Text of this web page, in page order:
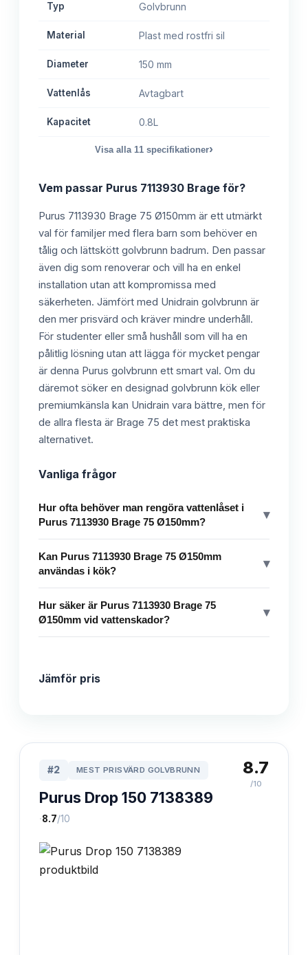
Typ Golvbrunn
Material Plast med rostfri sil
Diameter 150 mm
Vattenlås Avtagbart
Kapacitet 0.8L
Visa alla 11 specifikationer›
Vem passar Purus 7113930 Brage för?
Purus 7113930 Brage 75 Ø150mm är ett utmärkt
val för familjer med flera barn som behöver en
tålig och lättskött golvbrunn badrum. Den passar
även dig som renoverar och vill ha en enkel
installation utan att kompromissa med
säkerheten. Jämfört med Unidrain golvbrunn är
den mer prisvärd och kräver mindre underhåll.
För studenter eller små hushåll som vill ha en
pålitlig lösning utan att lägga för mycket pengar
är denna Purus golvbrunn ett smart val. Om du
däremot söker en designad golvbrunn kök eller
premiumkänsla kan Unidrain vara bättre, men för
de allra flesta är Brage 75 det mest praktiska
alternativet.
Vanliga frågor
Hur ofta behöver man rengöra vattenlåset i
Purus 7113930 Brage 75 Ø150mm?
▾
Kan Purus 7113930 Brage 75 Ø150mm
användas i kök?
▾
Hur säker är Purus 7113930 Brage 75
Ø150mm vid vattenskador?
▾
Jämför pris
#2 MEST PRISVÄRD GOLVBRUNN
Purus Drop 150 7138389
·8.7/10
8.7
/10